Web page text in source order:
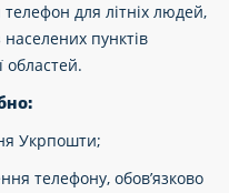
для літніх людей,
населених пунктів
областей.
Укрпошти;
телефону, обов’язково